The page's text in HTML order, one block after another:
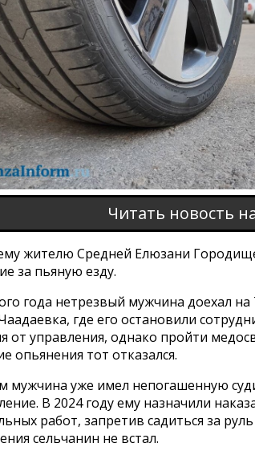
Читать новость
жителю Средней Елюзани
за пьяную езду.
года нетрезвый мужчина доехал
где его остановили
от управления, однако пройти
опьянения тот отказался.
мужчина уже имел непогашенную
В 2024 году ему назначили
работ, запретив садиться за
сельчанин не встал.